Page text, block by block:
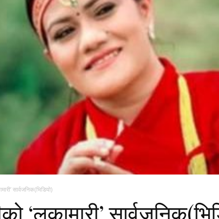
सार्वजनिक(भिडियो)
‘लुकामारी’